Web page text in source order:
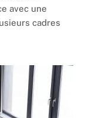
avec une
cadres